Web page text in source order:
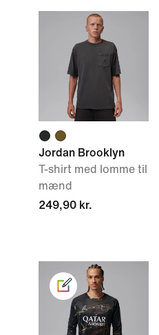
Jordan Brooklyn
T-shirt med lomme til
mænd
249,90 kr.